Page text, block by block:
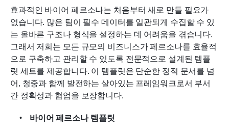
효과적인 바이어 페르소나는 처음부터 새로 만들 필요가
없습니다. 많은 팀이 필수 데이터를 일관되게 수집할 수 있
는 올바른 구조나 형식을 설정하는 데 어려움을 겪습니다.
그래서 저희는 모든 규모의 비즈니스가 페르소나를 효율적
으로 구축하고 관리할 수 있도록 전문적으로 설계된 템플
릿 세트를 제공합니다. 이 템플릿은 단순한 정적 문서를 넘
어, 청중과 함께 발전하는 살아있는 프레임워크로서 부서
간 정확성과 협업을 보장합니다.
바이어 페르소나 템플릿